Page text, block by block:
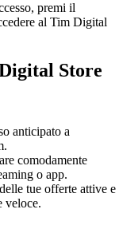
premi il
al Tim Digital
Store
anticipato a
comodamente
o app.
tue offerte attive e
veloce.